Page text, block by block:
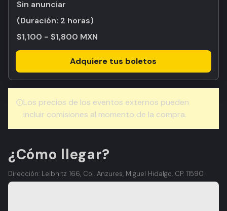
Sin anunciar
(Duración: 2 horas)
$1,100 - $1,800 MXN
Adquiere tus boletos
Los precios de los eventos externos pueden
incluir comisiones al momento de la compra.
¿Cómo llegar?
Dirección: Leibnitz 166, Col. Anzures, Miguel Hidalgo. CP. 11590